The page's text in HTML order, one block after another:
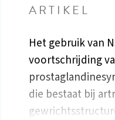
ARTIKEL
Het gebruik van
voortschrijding
die bestaat bij